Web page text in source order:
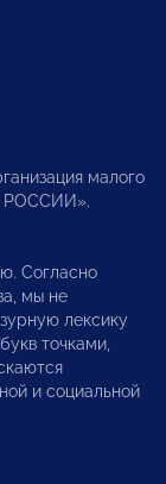
малого
РОССИИ».
Согласно
мы не
лексику
точками,
и социальной